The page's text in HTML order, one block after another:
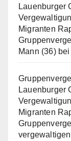
Lauenburger
Migranten
Mann (36)
Lauenburger
Migranten